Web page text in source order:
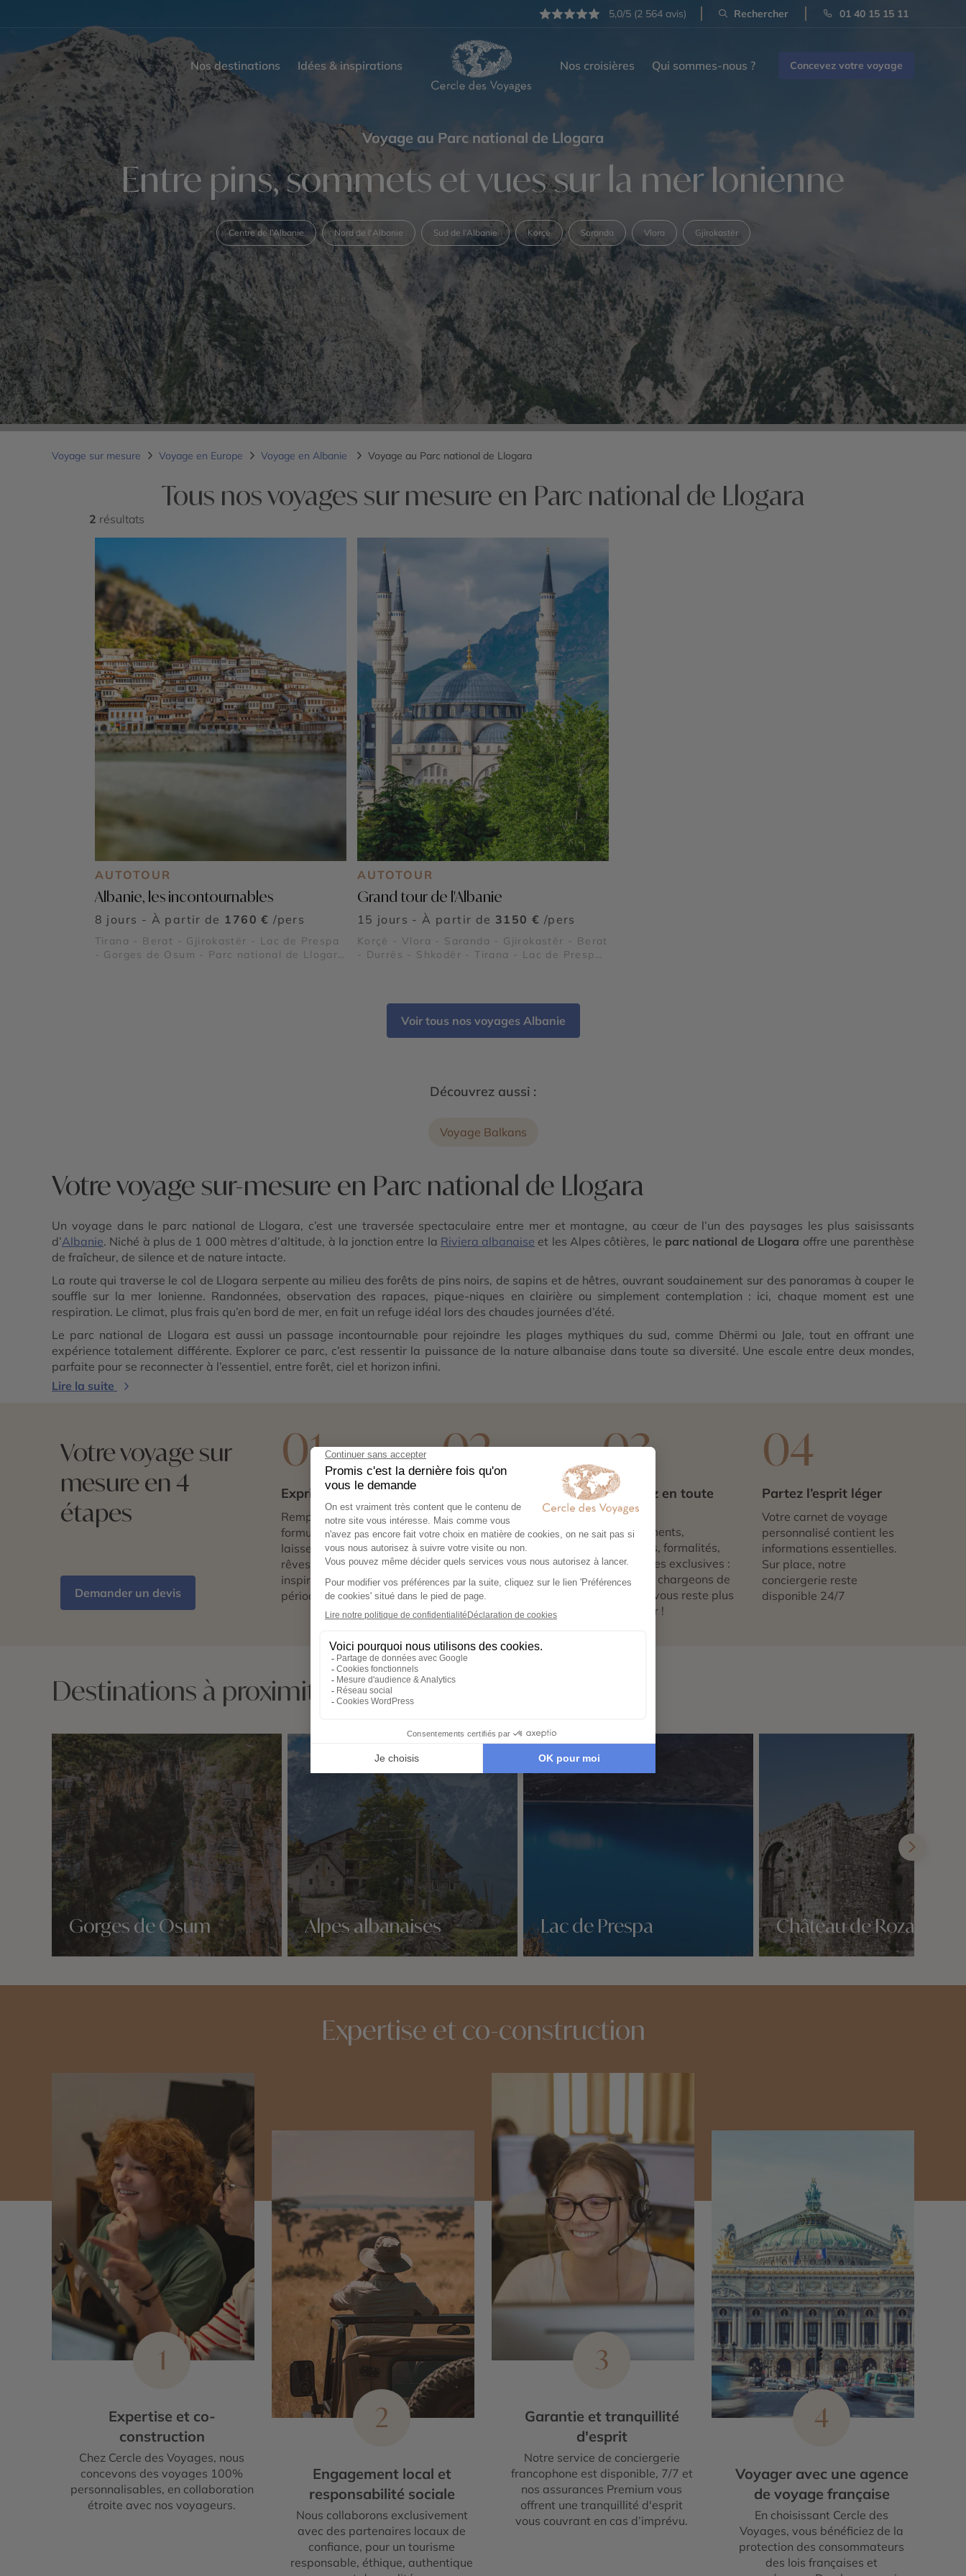
5,0/5 (2 564 avis) Rechercher 01 40 15 15 11
Nos destinations Idées & inspirations Nos croisières Qui sommes-nous ? Concevez votre voyage
Voyage au Parc national de Llogara
Entre pins, sommets et vues sur la mer Ionienne
Centre de l’Albanie Nord de l'Albanie Sud de l’Albanie Korçë Saranda Vlora Gjirokastër
Voyage sur mesure Voyage en Europe Voyage en Albanie Voyage au Parc national de Llogara
Tous nos voyages sur mesure en Parc national de Llogara
2 résultats
AUTOTOUR
Albanie, les incontournables
8 jours - À partir de 1760 € /pers
Tirana - Berat - Gjirokastër - Lac de Prespa
- Gorges de Osum - Parc national de Llogara
AUTOTOUR
Grand tour de l'Albanie
15 jours - À partir de 3150 € /pers
Korçë - Vlora - Saranda - Gjirokastër - Berat
- Durrës - Shkodër - Tirana - Lac de Prespa
- Parc national de Divjakë-Karavasta -
Apollonia - Château de Rozafa - Parc
national de Theth - Alpes albanaises
Voir tous nos voyages Albanie
Découvrez aussi :
Voyage Balkans
Votre voyage sur-mesure en Parc national de Llogara
Un voyage dans le parc national de Llogara, c’est une traversée spectaculaire entre mer et montagne, au cœur de l’un des paysages les plus saisissants
d’Albanie. Niché à plus de 1 000 mètres d’altitude, à la jonction entre la Riviera albanaise et les Alpes côtières, le parc national de Llogara offre une parenthèse
de fraîcheur, de silence et de nature intacte.
La route qui traverse le col de Llogara serpente au milieu des forêts de pins noirs, de sapins et de hêtres, ouvrant soudainement sur des panoramas à couper le
souffle sur la mer Ionienne. Randonnées, observation des rapaces, pique-niques en clairière ou simplement contemplation : ici, chaque moment est une
respiration. Le climat, plus frais qu’en bord de mer, en fait un refuge idéal lors des chaudes journées d’été.
Le parc national de Llogara est aussi un passage incontournable pour rejoindre les plages mythiques du sud, comme Dhërmi ou Jale, tout en offrant une
expérience totalement différente. Explorer ce parc, c’est ressentir la puissance de la nature albanaise dans toute sa diversité. Une escale entre deux mondes,
parfaite pour se reconnecter à l’essentiel, entre forêt, ciel et horizon infini.
Lire la suite
Votre voyage sur
mesure en 4
étapes
Demander un devis
01
Exprimez vos envies
Remplissez notre
formulaire en ligne et
laissez libre cours à vos
rêves de voyage :
inspirations, budget,
période idéale…
02
Co-construisez votre
itinéraire
Échangez avec un
conseiller-expert pour
créer un voyage à votre
image, adapté à vos
envies et à votre rythme.
03
Réservez en toute
sérénité
Hébergements,
transports, formalités,
expériences exclusives :
nous nous chargeons de
tout. Il ne vous reste plus
qu’à partir !
04
Partez l’esprit léger
Votre carnet de voyage
personnalisé contient les
informations essentielles.
Sur place, notre
conciergerie reste
disponible 24/7
Destinations à proximité de Parc national de Llogara
Gorges de Osum Alpes albanaises Lac de Prespa Château de Rozafa
Expertise et co-construction
1
Expertise et co-
construction
Chez Cercle des Voyages, nous
concevons des voyages 100%
personnalisables, en collaboration
étroite avec nos voyageurs.
2
Engagement local et
responsabilité sociale
Nous collaborons exclusivement
avec des partenaires locaux de
confiance, pour un tourisme
responsable, éthique, authentique
3
Garantie et tranquillité
d'esprit
Notre service de conciergerie
francophone est disponible, 7/7 et
nos assurances Premium vous
offrent une tranquillité d'esprit
vous couvrant en cas d’imprévu.
4
Voyager avec une agence
de voyage française
En choisissant Cercle des
Voyages, vous bénéficiez de la
protection des consommateurs
des lois françaises et